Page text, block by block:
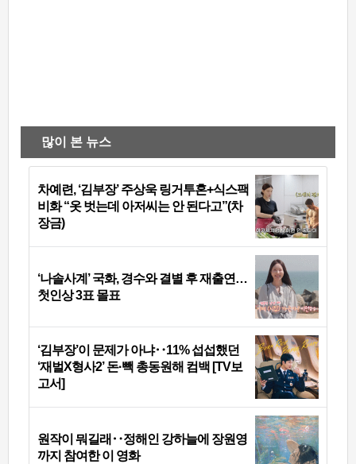
많이 본 뉴스
차예련, ‘김부장’ 주상욱 링거투혼+식스팩
비화 “옷 벗는데 아저씨는 안 된다고”(차
장금)
‘나솔사계’ 국화, 경수와 결별 후 재출연…
첫인상 3표 몰표
‘김부장’이 문제가 아냐‥11% 섭섭했던
‘재벌X형사2’ 돈·빽 총동원해 컴백 [TV보
고서]
원작이 뭐길래‥정해인 강하늘에 장원영
까지 참여한 이 영화